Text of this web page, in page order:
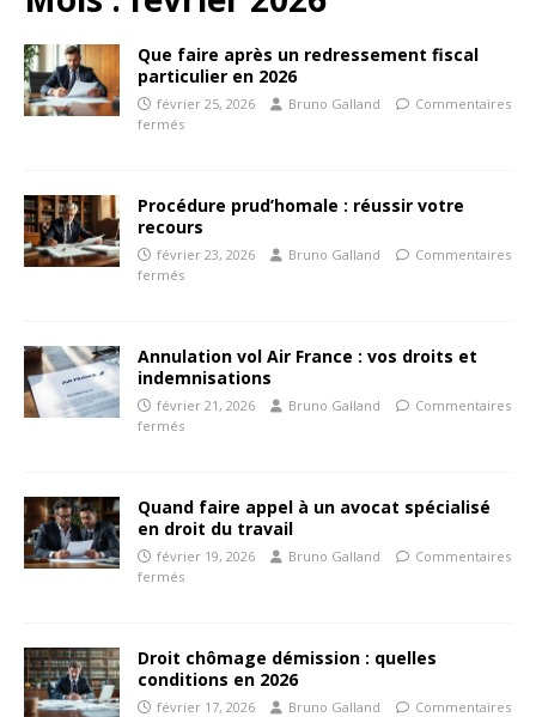
Que faire après un redressement fiscal
particulier en 2026
février 25, 2026 Bruno Galland
Commentaires
fermés
Procédure prud’homale : réussir votre
recours
février 23, 2026 Bruno Galland
Commentaires
fermés
Annulation vol Air France : vos droits et
indemnisations
février 21, 2026 Bruno Galland
Commentaires
fermés
Quand faire appel à un avocat spécialisé
en droit du travail
février 19, 2026 Bruno Galland
Commentaires
fermés
Droit chômage démission : quelles
conditions en 2026
février 17, 2026 Bruno Galland
Commentaires